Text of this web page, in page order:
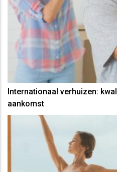
Internationaal verhuizen:
aankomst